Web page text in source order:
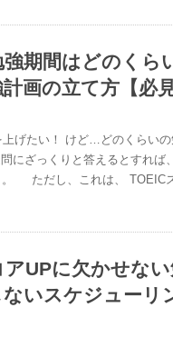
強期間はどのくら
画の立て方【必見
上げたい！ けど…どのくらい
にざっくりと答えるとすれば
。 ただし、これは、 TOEIC
アUPに欠かせな
いスケジューリ